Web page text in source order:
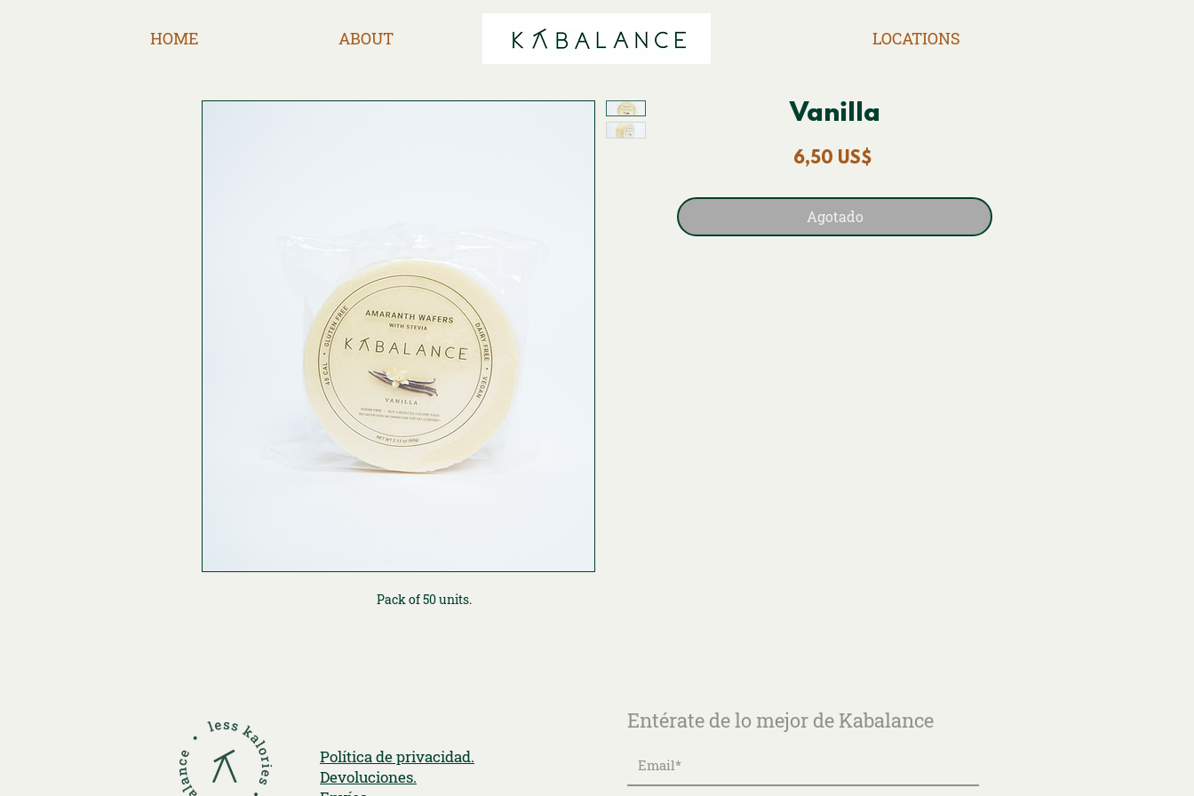
HOME ABOUT LOCATIONS
Pack of 50 units.
Vanilla
6,50 US$Precio
Agotado
Política de privacidad.
Devoluciones.
Entérate de lo mejor de Kabalance